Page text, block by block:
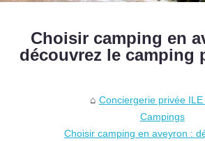
Choisir camping en
découvrez le camping
Conciergerie privée ILE
Campings
Choisir camping en aveyron :